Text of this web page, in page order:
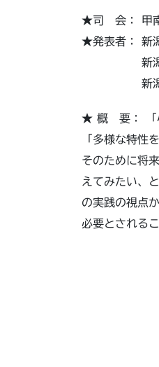
★司 会：
★発表者：
新潟大学
新潟県新
★ 概 要： 「小
「多様な特性
そのために将
えてみたい、
の実践の視点
必要とされる